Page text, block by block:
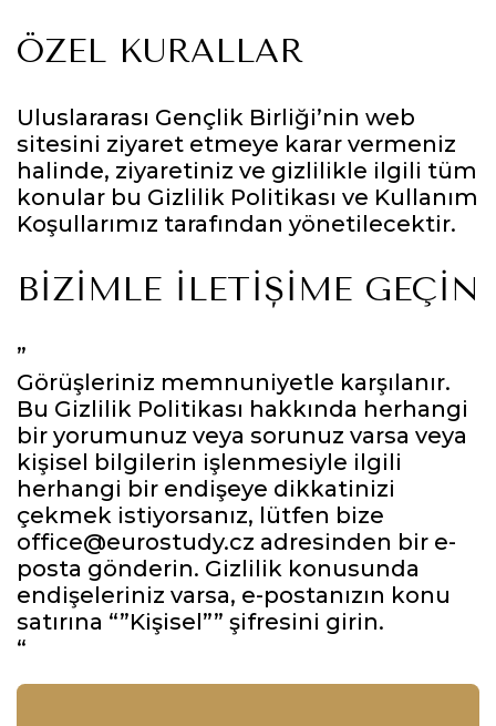
ÖZEL KURALLAR
Uluslararası Gençlik Birliği’nin web
sitesini ziyaret etmeye karar vermeniz
halinde, ziyaretiniz ve gizlilikle ilgili tüm
konular bu Gizlilik Politikası ve Kullanım
Koşullarımız tarafından yönetilecektir.
BIZIMLE ILETIŞIME GEÇIN
”
Görüşleriniz memnuniyetle karşılanır.
Bu Gizlilik Politikası hakkında herhangi
bir yorumunuz veya sorunuz varsa veya
kişisel bilgilerin işlenmesiyle ilgili
herhangi bir endişeye dikkatinizi
çekmek istiyorsanız, lütfen bize
office@eurostudy.cz adresinden bir e-
posta gönderin. Gizlilik konusunda
endişeleriniz varsa, e-postanızın konu
satırına “”Kişisel”” şifresini girin.
“